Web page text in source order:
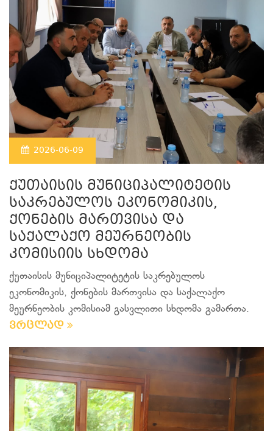
2026-06-09
ქუთაისის მუნიციპალიტეტის
საკრებულოს ეკონომიკის,
ქონების მართვისა და
საქალაქო მეურნეობის
კომისიის სხდომა
ქუთაისის მუნიციპალიტეტის საკრებულოს
ეკონომიკის, ქონების მართვისა და საქალაქო
მეურნეობის კომისიამ გასვლითი სხდომა გამართა.
ვრცლად